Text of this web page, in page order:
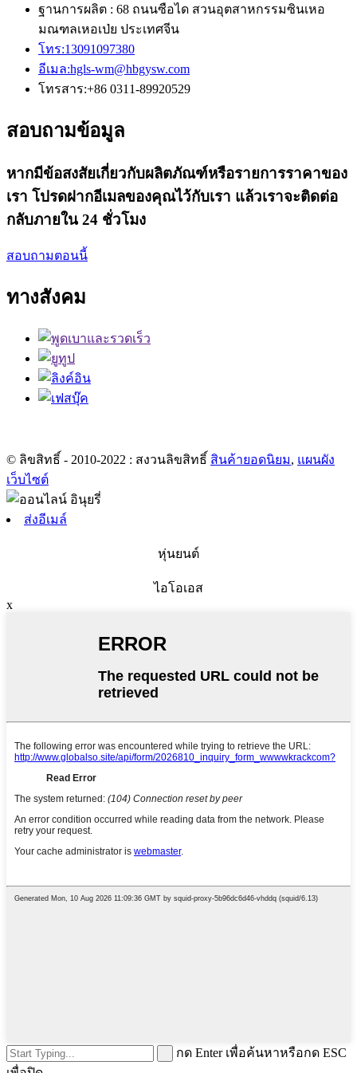
ฐานการผลิต : 68 ถนนซือได สวนอุตสาหกรรมซินเหอ
มณฑลเหอเป่ย ประเทศจีน
โทร:13091097380
อีเมล:hgls-wm@hbgysw.com
โทรสาร:+86 0311-89920529
สอบถามข้อมูล
หากมีข้อสงสัยเกี่ยวกับผลิตภัณฑ์หรือรายการราคาของ
เรา โปรดฝากอีเมลของคุณไว้กับเรา แล้วเราจะติดต่อ
กลับภายใน 24 ชั่วโมง
สอบถามตอนนี้
ทางสังคม
© ลิขสิทธิ์ - 2010-2022 : สงวนลิขสิทธิ์ สินค้ายอดนิยม, แผนผัง
เว็บไซต์
ส่งอีเมล์
หุ่นยนต์
ไอโอเอส
x
กด Enter เพื่อค้นหาหรือกด ESC